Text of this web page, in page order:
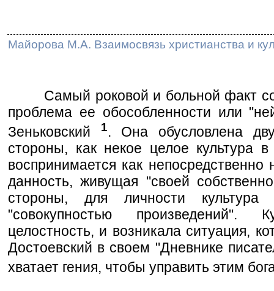
Майорова М.А. Взаимосвязь христианства и
Самый роковой и больной факт
проблема ее обособленности или
Зеньковский
1. Она обусловлена
стороны, как некое целое культура
воспринимается как
данность, живущая "своей
стороны, для личности культура
"совокупностью произведений".
целостность, и возникала ситуация,
Достоевский в своем "Дневнике
хватает гения, чтобы управить этим